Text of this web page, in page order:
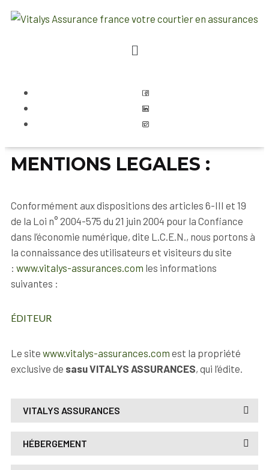
MENTIONS LEGALES :
Conformément aux dispositions des articles 6-III et 19
de la Loi n° 2004-575 du 21 juin 2004 pour la Confiance
dans l’économie numérique, dite L.C.E.N., nous portons à
la connaissance des utilisateurs et visiteurs du site
: www.vitalys-assurances.com les informations
suivantes :
ÉDITEUR
Le site www.vitalys-assurances.com est la propriété
exclusive de sasuVITALYS ASSURANCES, qui l’édite.
VITALYS ASSURANCES
HÉBERGEMENT